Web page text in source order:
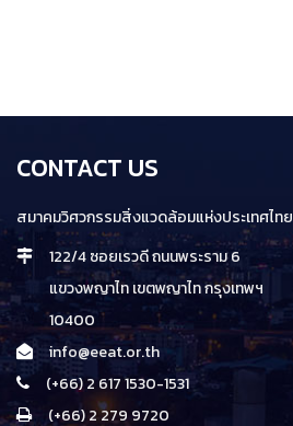
CONTACT US
สมาคมวิศวกรรมสิ่งแวดล้อมแห่งประเทศไทย
122/4 ซอยเรวดี ถนนพระราม 6
แขวงพญาไท เขตพญาไท กรุงเทพฯ
10400
info@eeat.or.th
(+66) 2 617 1530-1531
(+66) 2 279 9720